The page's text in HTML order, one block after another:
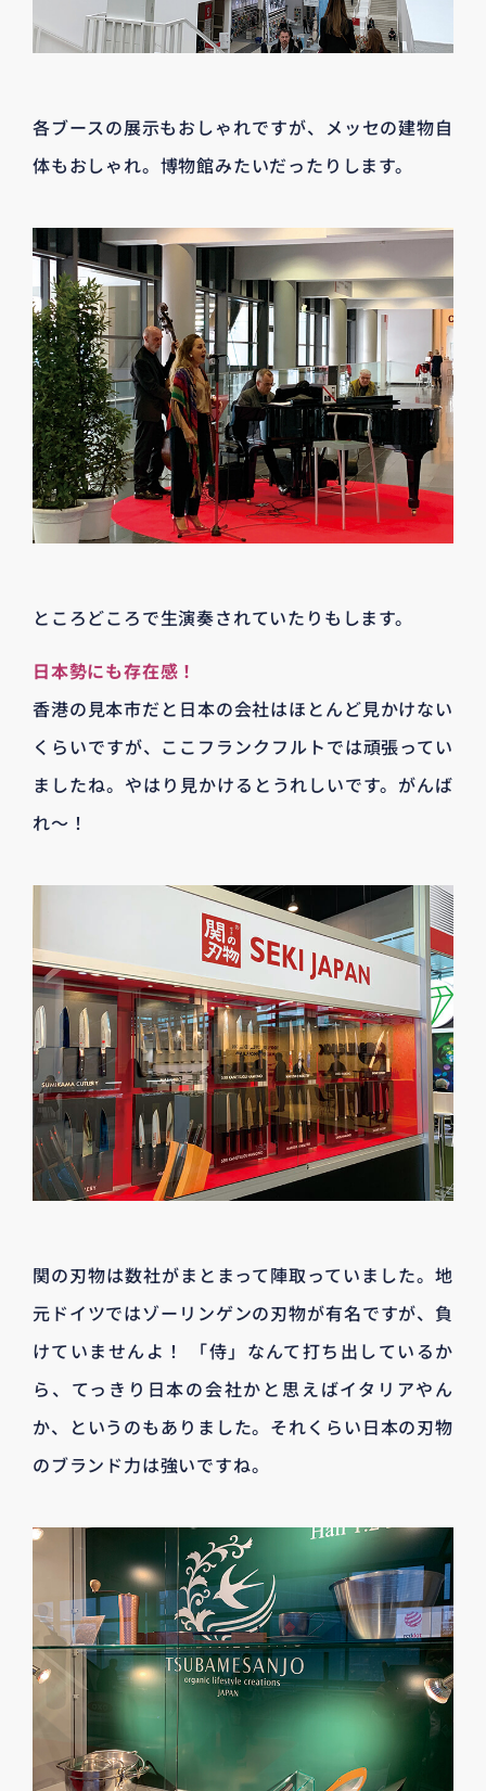
各ブースの展示もおしゃれですが、メッセの建物自
体もおしゃれ。博物館みたいだったりします。
ところどころで生演奏されていたりもします。
日本勢にも存在感！
香港の見本市だと日本の会社はほとんど見かけない
くらいですが、ここフランクフルトでは頑張ってい
ましたね。やはり見かけるとうれしいです。がんば
れ～！
関の刃物は数社がまとまって陣取っていました。地
元ドイツではゾーリンゲンの刃物が有名ですが、負
けていませんよ！ 「侍」なんて打ち出しているか
ら、てっきり日本の会社かと思えばイタリアやん
か、というのもありました。それくらい日本の刃物
のブランド力は強いですね。